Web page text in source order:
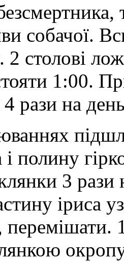
собачої.
2 столові
1:00.
рази на
і полину
3 рази
іриса
перемішати.